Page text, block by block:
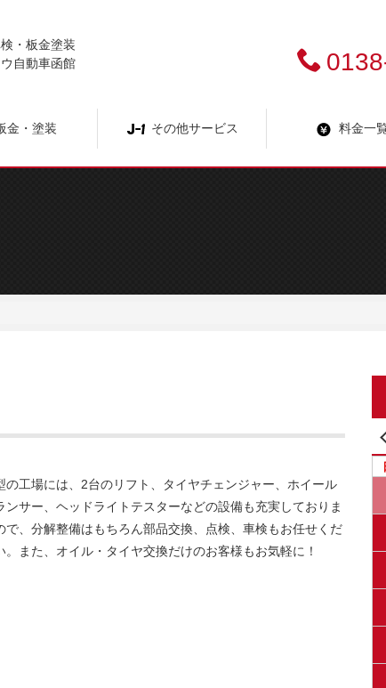
・板金塗装
自動車函館
金・塗装 その他サービス 料金一
の工場には、2台のリフト、タイヤチェンジャー、ホイール
ンサー、ヘッドライトテスターなどの設備も充実しておりま
で、分解整備はもちろん部品交換、点検、車検もお任せくだ
。また、オイル・タイヤ交換だけのお客様もお気軽に！